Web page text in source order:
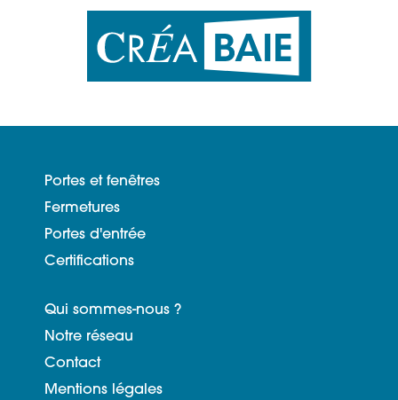
Portes et fenêtres
Fermetures
Portes d'entrée
Certifications
Qui sommes-nous ?
Notre réseau
Contact
Mentions légales